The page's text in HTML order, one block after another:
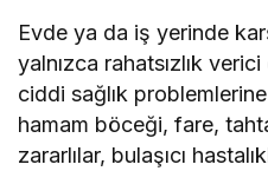
Evde ya da iş yerinde
yalnızca rahatsızlık
ciddi sağlık
hamam böceği, fare,
zararlılar, bulaşıcı